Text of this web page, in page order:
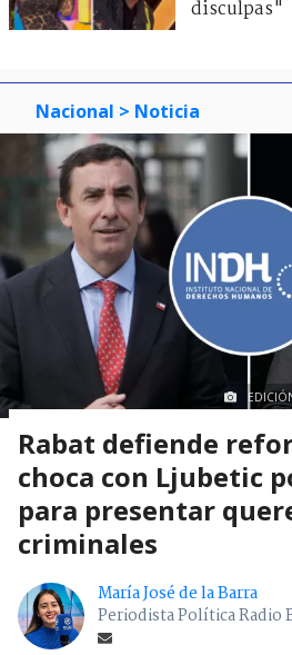
disculpas"
Nacional > Noticia
Rabat defiende
choca con Ljubetic
para presentar
criminales
María José de la Barra
Periodista Política Radio